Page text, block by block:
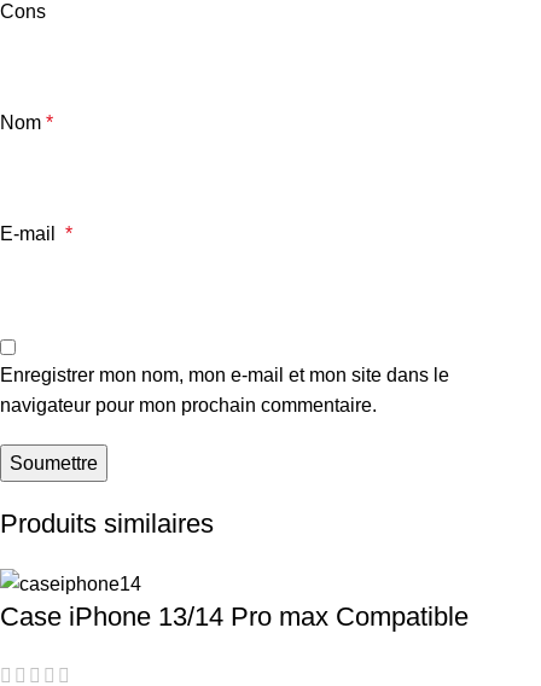
Cons
Nom *
E-mail *
Enregistrer mon nom, mon e-mail et mon site dans le
navigateur pour mon prochain commentaire.
Produits similaires
Case iPhone 13/14 Pro max Compatible